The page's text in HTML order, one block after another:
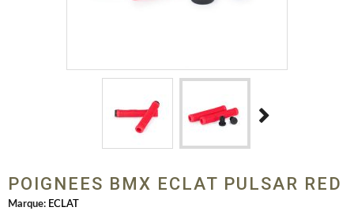
POIGNEES BMX ECLAT PULSAR RED
Marque: ECLAT